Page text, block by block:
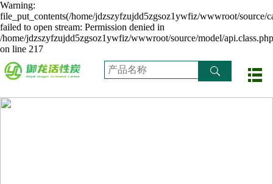
Warning:
file_put_contents(/home/jdzszyfzujdd5zgsoz1ywfiz/wwwroot/source/
failed to open stream: Permission denied in
/home/jdzszyfzujdd5zgsoz1ywfiz/wwwroot/source/model/api.class.php
on line 217